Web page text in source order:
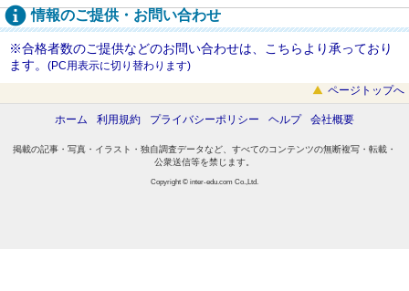
情報のご提供・お問い合わせ
※合格者数のご提供などのお問い合わせは、こちらより承っており
ます。 (PC用表示に切り替わります)
ページトップへ
ホーム 利用規約 プライバシーポリシー ヘルプ 会社概要
掲載の記事・写真・イラスト・独自調査データなど、すべてのコンテンツの無断複写・転載・
公衆送信等を禁じます。
Copyright © inter-edu.com Co.,Ltd.